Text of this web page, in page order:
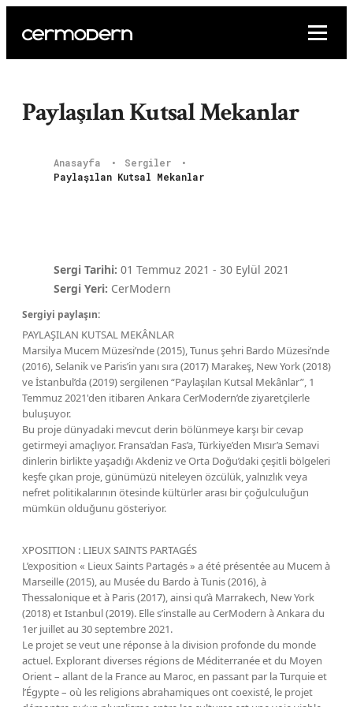
Paylaşılan Kutsal Mekanlar
Anasayfa
Sergiler
Paylaşılan Kutsal Mekanlar
PAYLAŞILAN KUTSAL MEKÂNLAR
Marsilya Mucem Müzesi’nde (2015), Tunus şehri Bardo Müzesi’nde
(2016), Selanik ve Paris’in yanı sıra (2017) Marakeş, New York (2018)
ve İstanbul’da (2019) sergilenen “Paylaşılan Kutsal Mekânlar”, 1
Temmuz 2021'den itibaren Ankara CerModern’de ziyaretçilerle
buluşuyor.
Bu proje dünyadaki mevcut derin bölünmeye karşı bir cevap
getirmeyi amaçlıyor. Fransa’dan Fas’a, Türkiye’den Mısır’a Semavi
dinlerin birlikte yaşadığı Akdeniz ve Orta Doğu’daki çeşitli bölgeleri
keşfe çıkan proje, günümüzü niteleyen özcülük, yalnızlık veya
nefret politikalarının ötesinde kültürler arası bir çoğulculuğun
mümkün olduğunu gösteriyor.
XPOSITION : LIEUX SAINTS PARTAGÉS
L’exposition « Lieux Saints Partagés » a été présentée au Mucem à
Marseille (2015), au Musée du Bardo à Tunis (2016), à
Thessalonique et à Paris (2017), ainsi qu’à Marrakech, New York
(2018) et Istanbul (2019). Elle s’installe au CerModern à Ankara du
1er juillet au 30 septembre 2021.
Le projet se veut une réponse à la division profonde du monde
actuel. Explorant diverses régions de Méditerranée et du Moyen
Orient – allant de la France au Maroc, en passant par la Turquie et
l’Égypte – où les religions abrahamiques ont coexisté, le projet
Sergi Tarihi: 01 Temmuz 2021 - 30 Eylül 2021
Sergi Yeri: CerModern
Sergiyi paylaşın: